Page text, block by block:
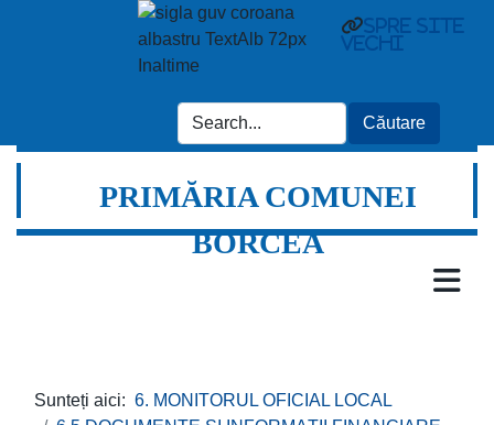
spre site
vechi
PRIMĂRIA COMUNEI
BORCEA
Sunteți aici: 6. MONITORUL OFICIAL LOCAL